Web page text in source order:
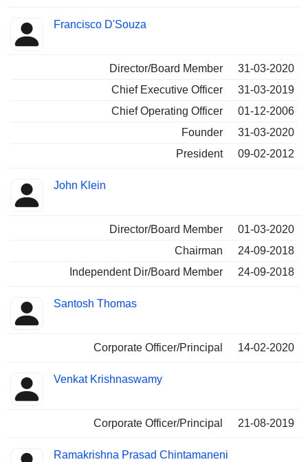
Francisco D'Souza
Director/Board Member
31-03-2020
Chief Executive Officer
31-03-2019
Chief Operating Officer
01-12-2006
Founder
31-03-2020
President
09-02-2012
John Klein
Director/Board Member
01-03-2020
Chairman
24-09-2018
Independent Dir/Board Member
24-09-2018
Santosh Thomas
Corporate Officer/Principal 14-02-2020
Venkat Krishnaswamy
Corporate Officer/Principal 21-08-2019
Ramakrishna Prasad Chintamaneni